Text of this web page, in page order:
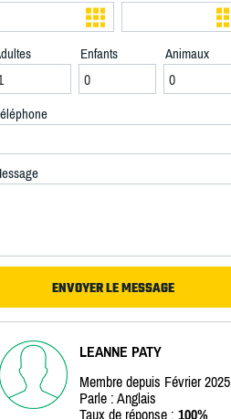
Enfants Animaux
LEANNE PATY
Membre depuis Février 2025
Parle : Anglais
Taux de réponse : 100%